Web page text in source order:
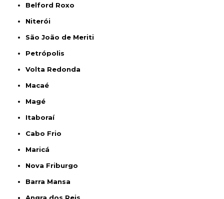
Belford Roxo
Niterói
São João de Meriti
Petrópolis
Volta Redonda
Macaé
Magé
Itaboraí
Cabo Frio
Maricá
Nova Friburgo
Barra Mansa
Angra dos Reis